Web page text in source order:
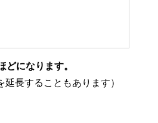
になります。
延長することもあります）